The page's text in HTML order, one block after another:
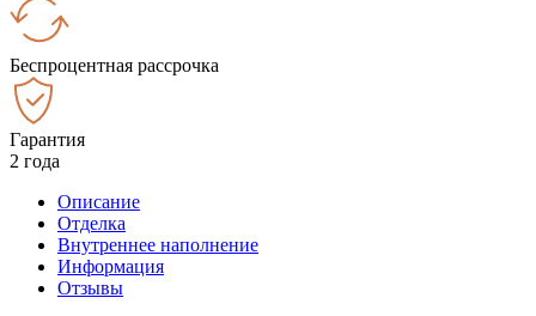
Беспроцентная рассрочка
Гарантия
2 года
Описание
Отделка
Внутреннее наполнение
Информация
Отзывы